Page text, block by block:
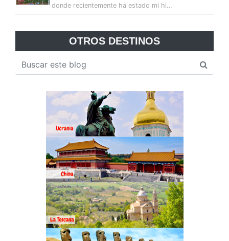
donde recientemente ha estado mi hi…
OTROS DESTINOS